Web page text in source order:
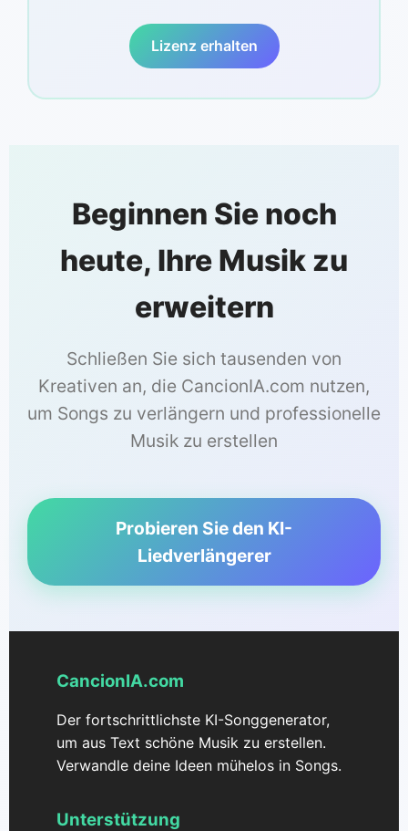
Lizenz erhalten
Beginnen Sie noch
heute, Ihre Musik zu
erweitern
Schließen Sie sich tausenden von
Kreativen an, die CancionIA.com nutzen,
um Songs zu verlängern und professionelle
Musik zu erstellen
Probieren Sie den KI-
Liedverlängerer
CancionIA.com
Der fortschrittlichste KI-Songgenerator,
um aus Text schöne Musik zu erstellen.
Verwandle deine Ideen mühelos in Songs.
Unterstützung